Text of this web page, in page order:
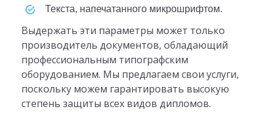
текста, напечатанного микрошрифтом.
Выдержать эти параметры может только
производитель документов, обладающий
профессиональным типографским
оборудованием. Мы предлагаем свои услуги,
поскольку можем гарантировать высокую
степень защиты всех видов дипломов.